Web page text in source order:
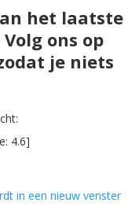
het laatste
ons op
je niets
4.6]
in een nieuw venster